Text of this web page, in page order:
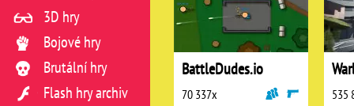
BattleDudes.io
70 337x 535
3D hry
Bojové hry
Brutální hry
Flash hry archiv